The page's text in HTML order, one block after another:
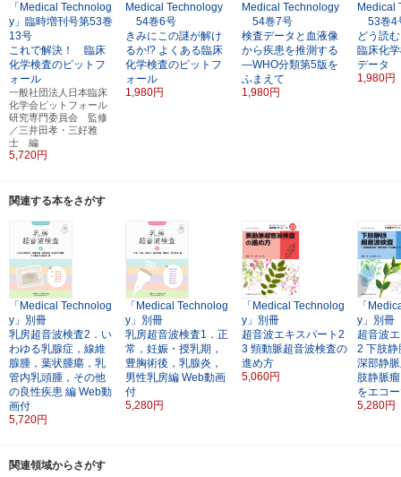
「Medical Technolog
y」臨時増刊号第53巻
13号
これで解決！ 臨床
化学検査のピットフ
ォール
一般社団法人日本臨床
化学会ピットフォール
研究専門委員会 監修
／三井田孝・三好雅
士 編
5,720円
Medical Technology
54巻6号
きみにこの謎が解け
るか!? よくある臨床
化学検査のピットフ
ォール
1,980円
Medical Technology
54巻7号
検査データと血液像
から疾患を推測する
―WHO分類第5版を
ふまえて
1,980円
Medical
53巻4
どう読
臨床化
データ
1,980円
関連する本をさがす
「Medical Technolog
y」別冊
乳房超音波検査2．い
わゆる乳腺症，線維
腺腫，葉状腫瘍，乳
管内乳頭腫，その他
の良性疾患 編 Web動
画付
5,720円
「Medical Technolog
y」別冊
乳房超音波検査1．正
常，妊娠・授乳期，
豊胸術後，乳腺炎，
男性乳房編 Web動画
付
5,280円
「Medical Technolog
y」別冊
超音波エキスパート2
3 頸動脈超音波検査の
進め方
5,060円
「
y」別冊
超音波
2 下肢
深部静
肢静脈
をエコ
5,280円
関連領域からさがす